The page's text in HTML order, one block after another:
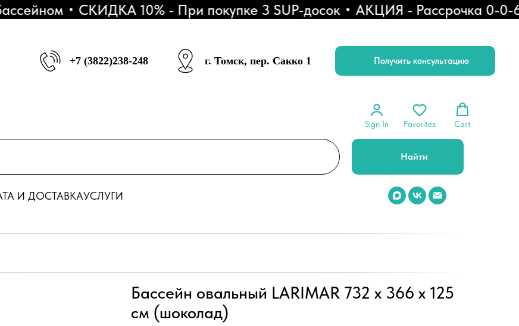
СКИДКА 10% - При покупке 3 SUP-досок АКЦИЯ - Рассрочка 0-0-6
+7 (3822)238-248 г. Томск, пер. Сакко 1 Получить консультацию
Sign In Favorites Cart
Найти
И ДОСТАВКАУСЛУГИ
Бассейн овальный LARIMAR 732 х 366 х 125
см (шоколад)